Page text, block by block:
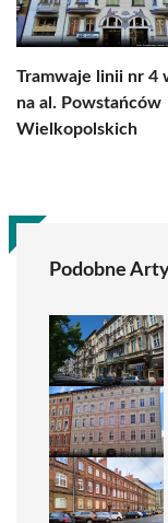
Tramwaje linii nr 4
na al. Powstańców
Wielkopolskich
Podobne